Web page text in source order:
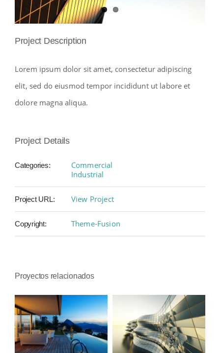
Project Description
Lorem ipsum dolor sit amet, consectetur adipiscing
elit, sed do eiusmod tempor incididunt ut labore et
dolore magna aliqua.
Project Details
Categories:
Commercial
Industrial
Project URL: View Project
Copyright: Theme-Fusion
Proyectos relacionados